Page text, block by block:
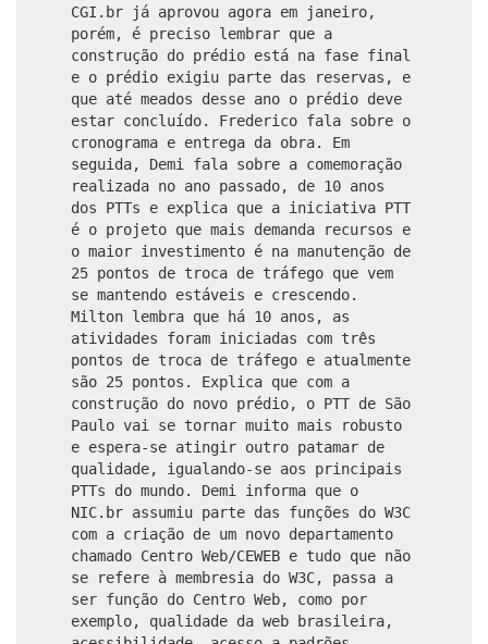
CGI.br já aprovou agora em janeiro,
porém, é preciso lembrar que a
construção do prédio está na fase final
e o prédio exigiu parte das reservas, e
que até meados desse ano o prédio deve
estar concluído. Frederico fala sobre o
cronograma e entrega da obra. Em
seguida, Demi fala sobre a comemoração
realizada no ano passado, de 10 anos
dos PTTs e explica que a iniciativa PTT
é o projeto que mais demanda recursos e
o maior investimento é na manutenção de
25 pontos de troca de tráfego que vem
se mantendo estáveis e crescendo.
Milton lembra que há 10 anos, as
atividades foram iniciadas com três
pontos de troca de tráfego e atualmente
são 25 pontos. Explica que com a
construção do novo prédio, o PTT de São
Paulo vai se tornar muito mais robusto
e espera-se atingir outro patamar de
qualidade, igualando-se aos principais
PTTs do mundo. Demi informa que o
NIC.br assumiu parte das funções do W3C
com a criação de um novo departamento
chamado Centro Web/CEWEB e tudo que não
se refere à membresia do W3C, passa a
ser função do Centro Web, como por
exemplo, qualidade da web brasileira,